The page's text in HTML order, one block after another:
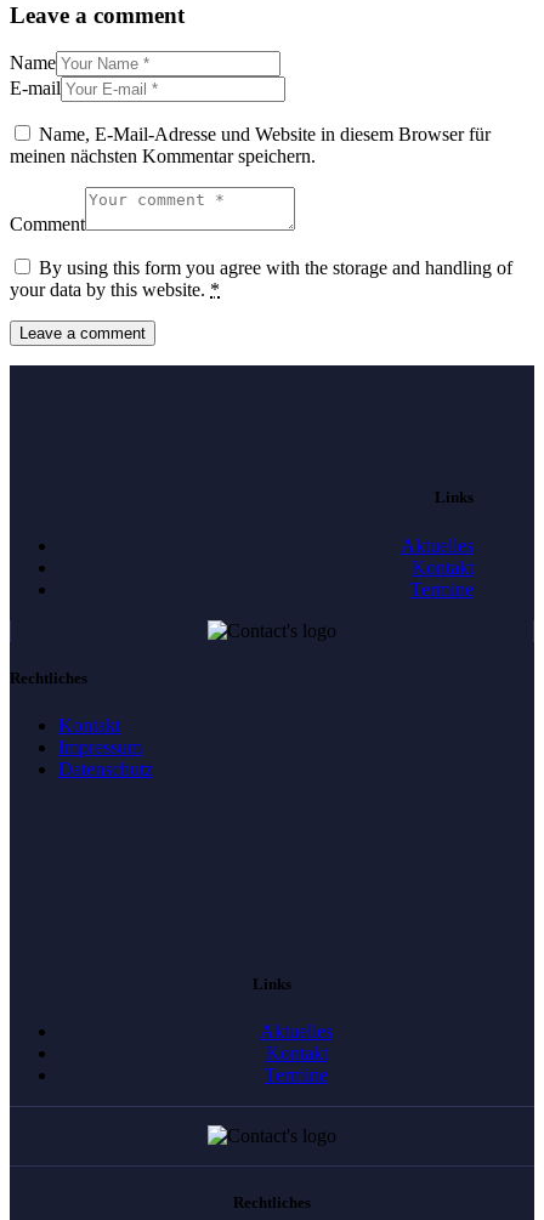
Leave a comment
Name
E-mail
Name, E-Mail-Adresse und Website in diesem Browser für
meinen nächsten Kommentar speichern.
Comment
By using this form you agree with the storage and handling of
your data by this website. *
Links
Aktuelles
Kontakt
Termine
Rechtliches
Kontakt
Impressum
Datenschutz
Links
Aktuelles
Kontakt
Termine
Rechtliches